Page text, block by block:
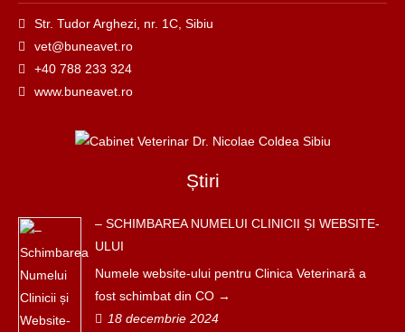
Str. Tudor Arghezi, nr. 1C, Sibiu
vet@buneavet.ro
+40 788 233 324
www.buneavet.ro
Știri
– SCHIMBAREA NUMELUI CLINICII ȘI WEBSITE-
ULUI
Numele website-ului pentru Clinica Veterinară a
fost schimbat din CO
18 decembrie 2024